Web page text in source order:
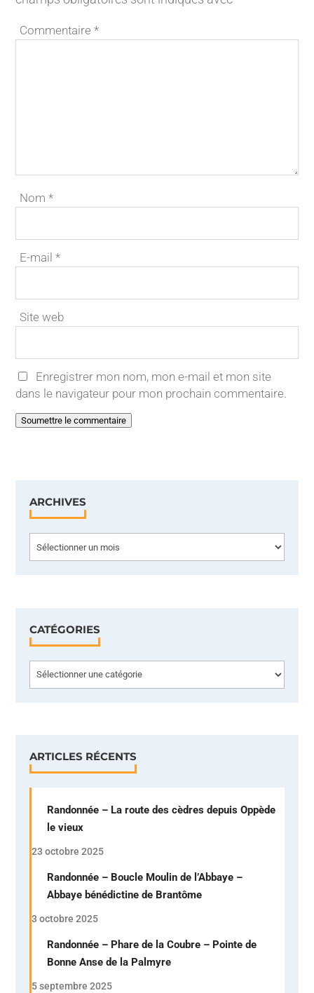
Commentaire*
Nom*
E-mail*
Site web
Enregistrer mon nom, mon e-mail et mon site
dans le navigateur pour mon prochain commentaire.
Soumettre le commentaire
ARCHIVES
CATÉGORIES
ARTICLES RÉCENTS
Randonnée – La route des cèdres depuis Oppède
le vieux
23 octobre 2025
Randonnée – Boucle Moulin de l’Abbaye –
Abbaye bénédictine de Brantôme
3 octobre 2025
Randonnée – Phare de la Coubre – Pointe de
Bonne Anse de la Palmyre
5 septembre 2025